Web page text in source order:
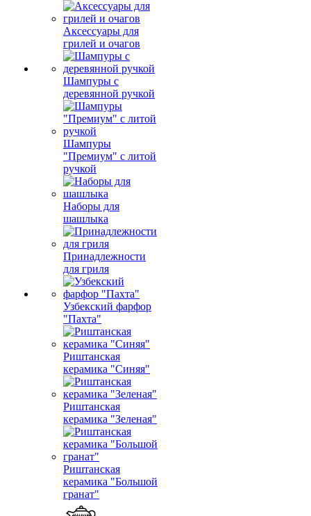
Аксессуары для
грилей и очагов
Шампуры с
деревянной ручкой
Шампуры
"Премиум" с литой
ручкой
Наборы для
шашлыка
Принадлежности
для гриля
Узбекский фарфор
"Пахта"
Риштанская
керамика "Синяя"
Риштанская
керамика "Зеленая"
Риштанская
керамика "Большой
гранат"